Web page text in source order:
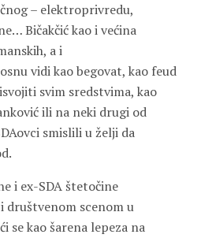
– elektroprivredu,
Bičakčić kao i većina
a i
vidi kao begovat, kao feud
svim sredstvima, kao
ili na neki drugi od
smislili u želji da
i ex-SDA štetočine
scenom u
se kao šarena lepeza na